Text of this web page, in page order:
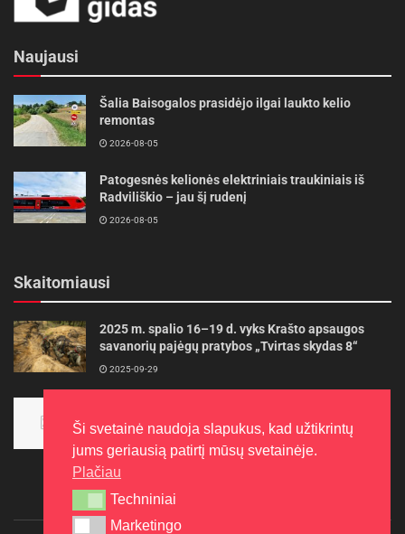
Naujausi
Šalia Baisogalos prasidėjo ilgai laukto kelio
remontas
2026-08-05
Patogesnės kelionės elektriniais traukiniais iš
Radviliškio – jau šį rudenį
2026-08-05
Skaitomiausi
2025 m. spalio 16–19 d. vyks Krašto apsaugos
savanorių pajėgų pratybos „Tvirtas skydas 8“
2025-09-29
aukso
2015-10-30
Ši svetainė naudoja slapukus, kad užtikrintų
jums geriausią patirtį mūsų svetainėje.
Plačiau
Techniniai
Techniniai
Marketingo
Marketingo